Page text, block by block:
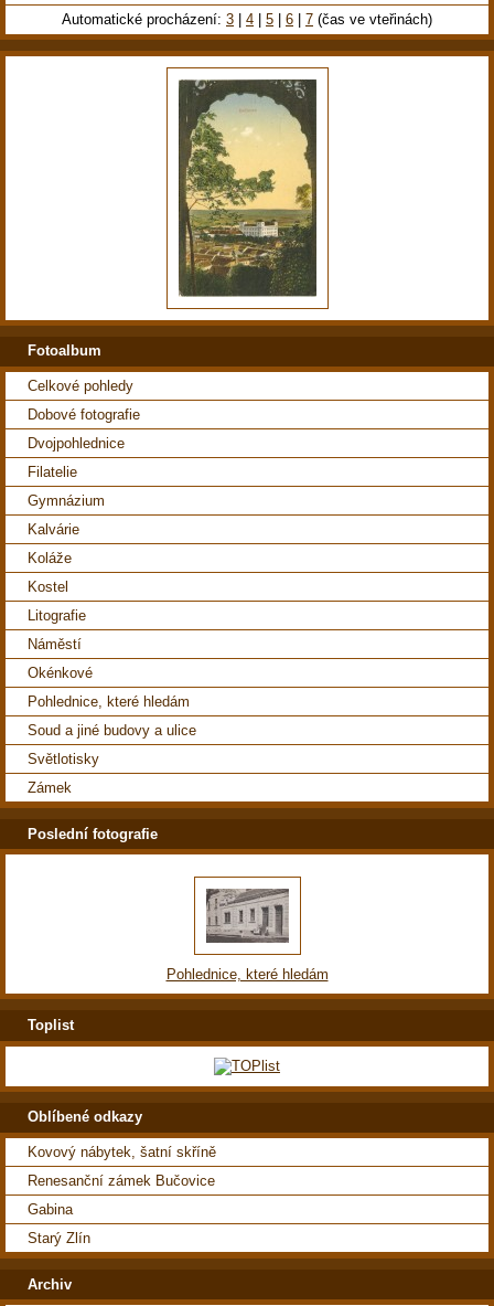
Automatické procházení: 3 | 4 | 5 | 6 | 7 (čas ve vteřinách)
Fotoalbum
Celkové pohledy
Dobové fotografie
Dvojpohlednice
Filatelie
Gymnázium
Kalvárie
Koláže
Kostel
Litografie
Náměstí
Okénkové
Pohlednice, které hledám
Soud a jiné budovy a ulice
Světlotisky
Zámek
Poslední fotografie
Pohlednice, které hledám
Toplist
Oblíbené odkazy
Kovový nábytek, šatní skříně
Renesanční zámek Bučovice
Gabina
Starý Zlín
Archiv